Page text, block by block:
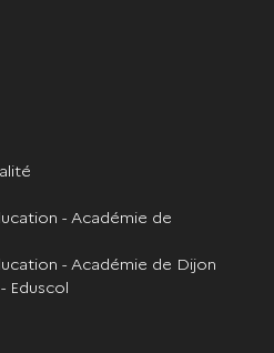
- Académie de
- Académie de Dijon
Eduscol